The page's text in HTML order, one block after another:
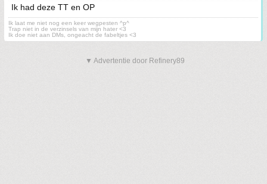
Ik had deze TT en OP
Ik laat me niet nog een keer wegpesten ^p^
Trap niet in de verzinsels van mijn hater <3
Ik doe niet aan DMs, ongeacht de fabeltjes <3
▼ Advertentie door Refinery89